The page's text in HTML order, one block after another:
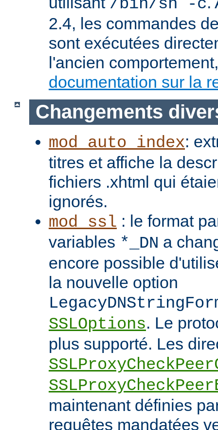
/bin/sh -c
2.4, les commandes
sont exécutées
l'ancien
documentation sur la
Changements
mod_auto_index:
titres et affiche la
fichiers .xhtml qui
ignorés.
mod_ssl : le format
variables *_DN a
encore possible
la nouvelle option
SSLOptions. Le
plus supporté. Les
maintenant définies
requêtes mandatées